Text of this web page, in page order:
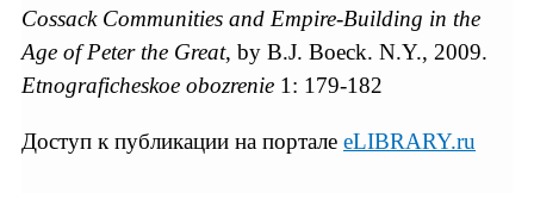
Cossack Communities and Empire-Building in the
Age of Peter the Great, by B.J. Boeck. N.Y., 2009.
Etnograficheskoe obozrenie 1: 179-182
Доступ к публикации на портале eLIBRARY.ru